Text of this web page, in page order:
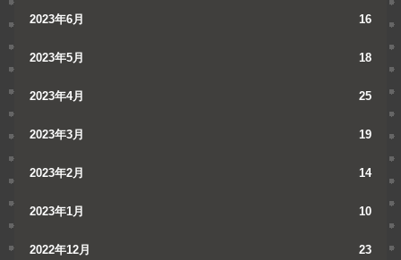
2023年6月 16
2023年5月 18
2023年4月 25
2023年3月 19
2023年2月 14
2023年1月 10
2022年12月 23